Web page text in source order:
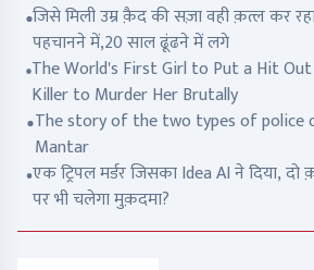
जिसे मिली उम्र क़ैद की सज़ा वही क़त्ल कर
पहचानने में,20 साल ढूंढने में लगे
The World's First Girl to Put a Hit
Killer to Murder Her Brutally
The story of the two types of police
Mantar
एक ट्रिपल मर्डर जिसका Idea AI ने दिया, दो
पर भी चलेगा मुक़दमा?